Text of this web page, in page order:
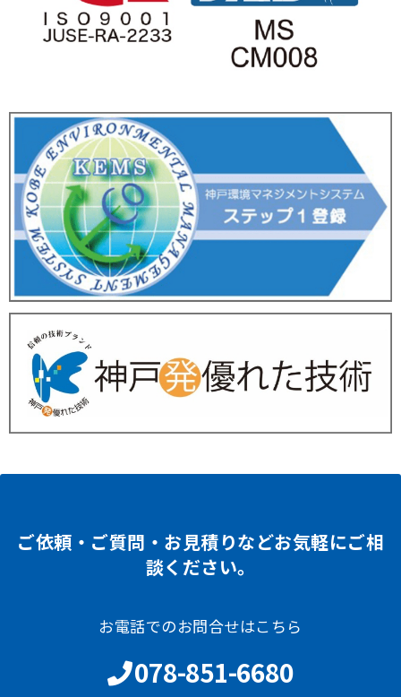
ご依頼・ご質問・お見積りなどお気軽にご相
談ください。
お電話でのお問合せはこちら
078-851-6680